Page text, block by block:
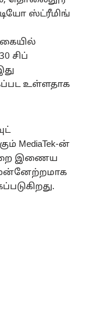
ஸ்ட்ரீமிங்
சிப்
உள்ளதாக
MediaTek-ன்
இணைய